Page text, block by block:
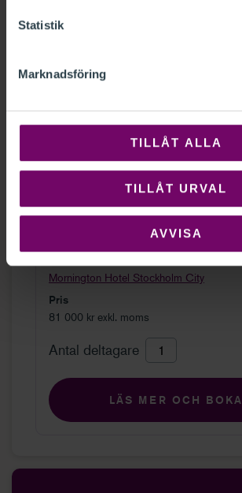
Statistik
Marknadsföring
TILLÅT ALLA
TILLÅT URVAL
AVVISA
Stockholm Platser finns
18 november 2026 - 20 augusti 2027
Tid
Mornington Hotel Stockholm City
Pris
81 000 kr exkl. moms
Antal deltagare
LÄS MER OCH BOKA